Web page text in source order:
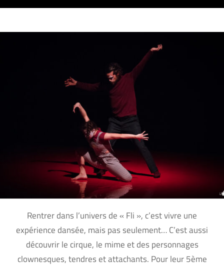
Rentrer dans l’univers de « Fli », c’est vivre une
expérience dansée, mais pas seulement… C’est aussi
découvrir le cirque, le mime et des personnages
clownesques, tendres et attachants. Pour leur 5ème